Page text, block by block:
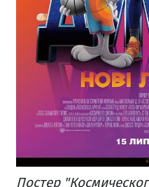
Постер